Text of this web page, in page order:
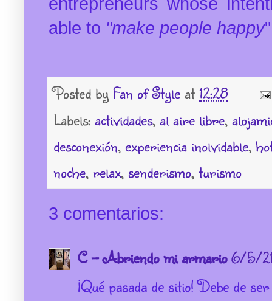
able to "make people happy
Posted by Fan of Style at 12:28
Labels: actividades, al aire libre,
desconexión, experiencia inolvidable,
noche, relax, senderismo, turismo
3 comentarios:
C - Abriendo mi armario6/5/
¡Qué pasada de sitio! Debe de